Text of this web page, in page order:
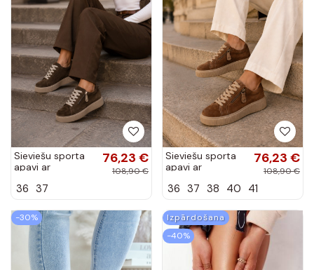
Sieviešu sporta
apavi ar
šokolādes krāsā
zamšā Corisa
76,23 €
108,90 €
36 37
Sieviešu sporta
apavi ar
krāsā no
Corisa
76,23 €
108,90 €
36 37 38 40 41
-30%
Izpārdošana
-40%